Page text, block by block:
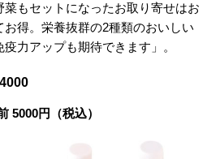
もセットになったお取り寄せはお
お得。栄養抜群の2種類のおいしい
力アップも期待できます」。
5000円（税込）